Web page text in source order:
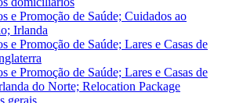
e Promoção de Saúde; Cuidados ao
Irlanda
e Promoção de Saúde; Lares e Casas de
e Promoção de Saúde; Lares e Casas de
do Norte; Relocation Package
gerais